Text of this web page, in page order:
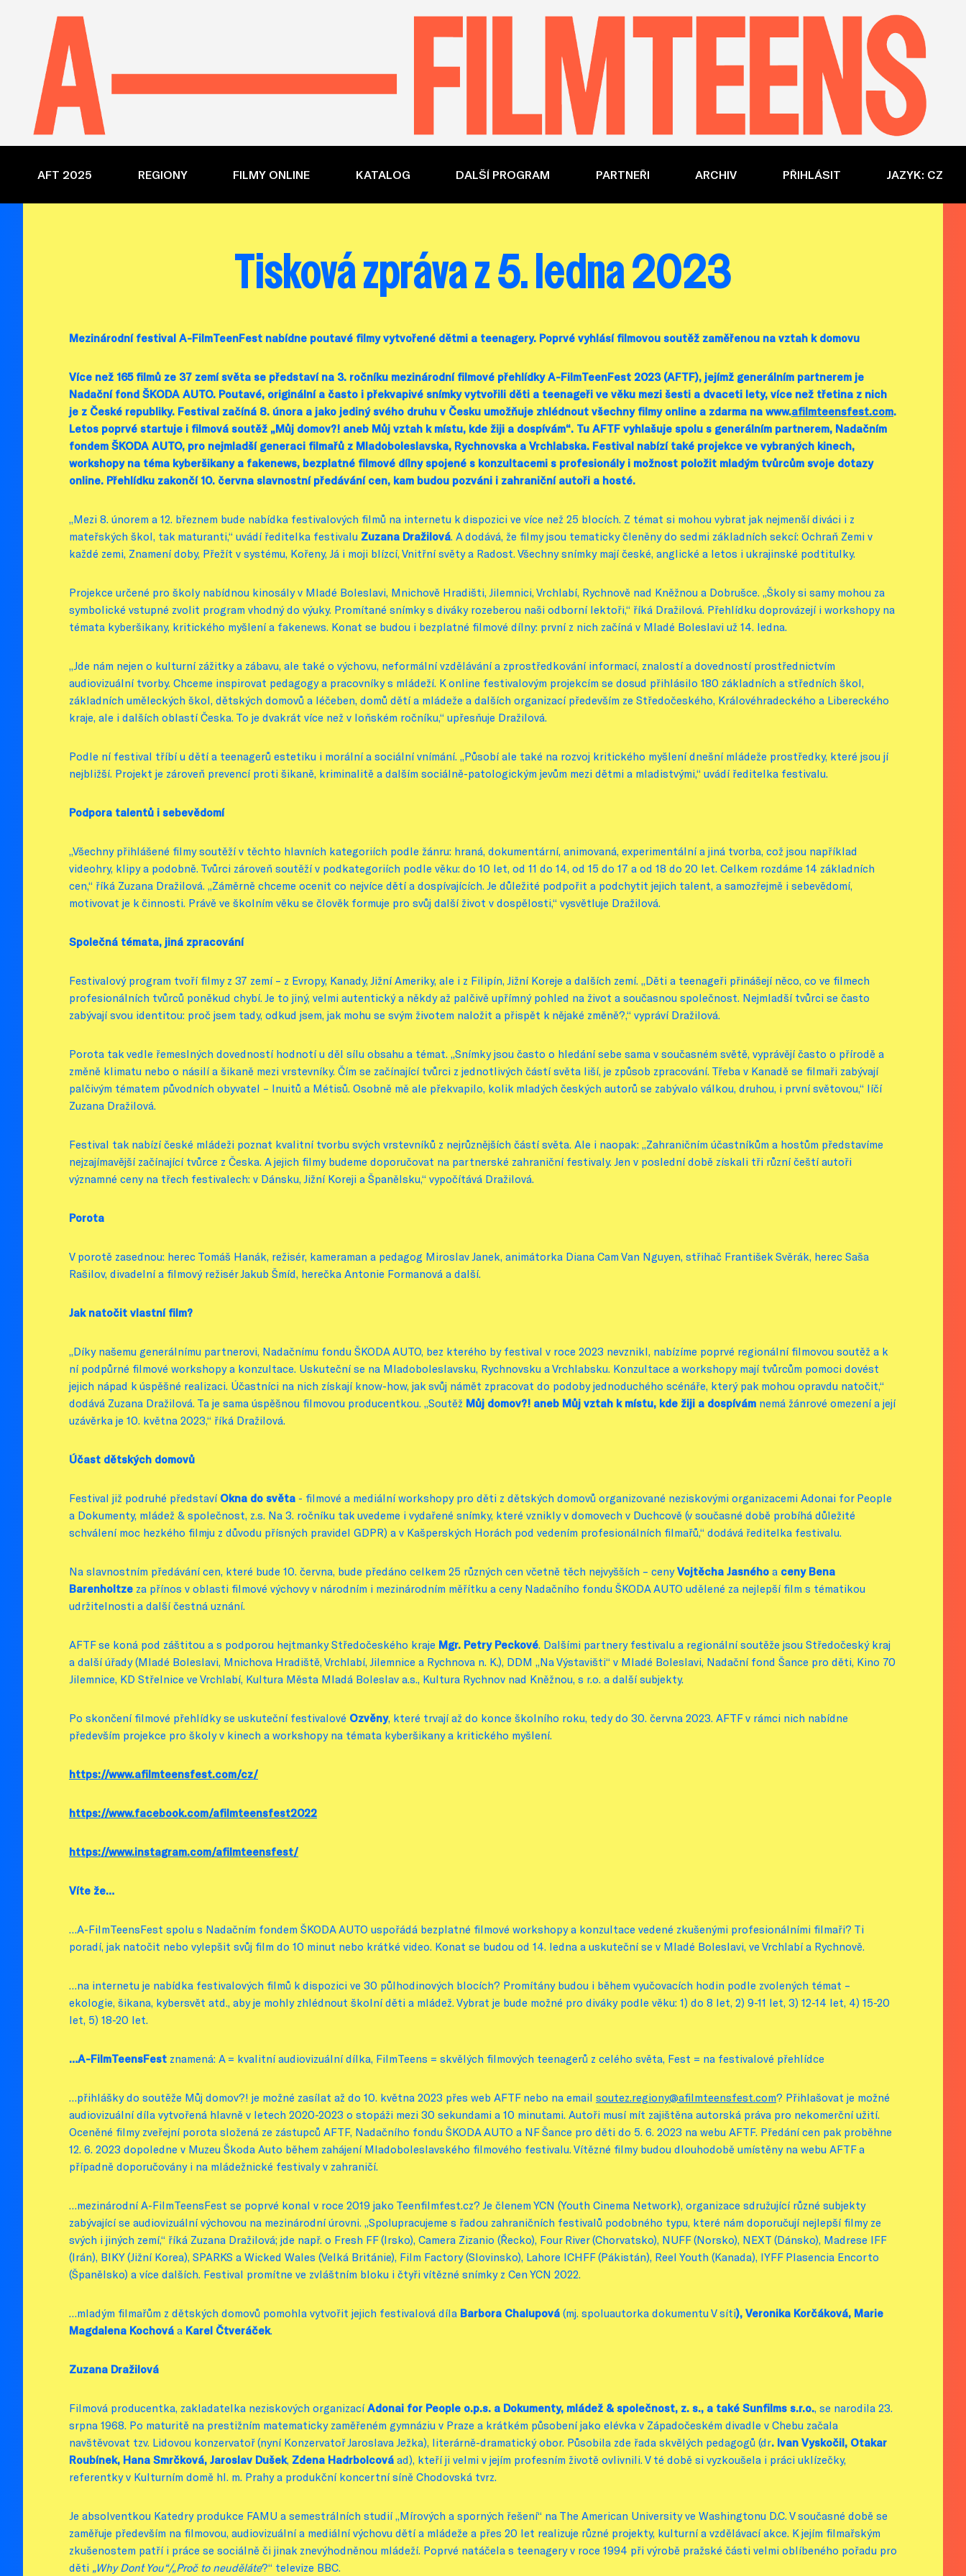
AFT 2025 REGIONY FILMY ONLINE KATALOG DALŠÍ PROGRAM PARTNEŘI ARCHIV PŘIHLÁSIT JAZYK: CZ
Tisková zpráva z 5. ledna 2023
Mezinárodní festival A-FilmTeenFest nabídne poutavé filmy vytvořené dětmi a teenagery. Poprvé vyhlásí filmovou soutěž zaměřenou na vztah k domovu
Více než 165 filmů ze 37 zemí světa se představí na 3. ročníku mezinárodní filmové přehlídky A-FilmTeenFest 2023 (AFTF), jejímž generálním partnerem je
Nadační fond ŠKODA AUTO. Poutavé, originální a často i překvapivé snímky vytvořili děti a teenageři ve věku mezi šesti a dvaceti lety, více než třetina z nich
je z České republiky. Festival začíná 8. února a jako jediný svého druhu v Česku umožňuje zhlédnout všechny filmy online a zdarma na www.afilmteensfest.com.
Letos poprvé startuje i filmová soutěž „Můj domov?! aneb Můj vztah k místu, kde žiji a dospívám“. Tu AFTF vyhlašuje spolu s generálním partnerem, Nadačním
fondem ŠKODA AUTO, pro nejmladší generaci filmařů z Mladoboleslavska, Rychnovska a Vrchlabska. Festival nabízí také projekce ve vybraných kinech,
workshopy na téma kyberšikany a fakenews, bezplatné filmové dílny spojené s konzultacemi s profesionály i možnost položit mladým tvůrcům svoje dotazy
online. Přehlídku zakončí 10. června slavnostní předávání cen, kam budou pozváni i zahraniční autoři a hosté.
„Mezi 8. únorem a 12. březnem bude nabídka festivalových filmů na internetu k dispozici ve více než 25 blocích. Z témat si mohou vybrat jak nejmenší diváci i z
mateřských škol, tak maturanti,“ uvádí ředitelka festivalu Zuzana Dražilová. A dodává, že filmy jsou tematicky členěny do sedmi základních sekcí: Ochraň Zemi v
každé zemi, Znamení doby, Přežít v systému, Kořeny, Já i moji blízcí, Vnitřní světy a Radost. Všechny snímky mají české, anglické a letos i ukrajinské podtitulky.
Projekce určené pro školy nabídnou kinosály v Mladé Boleslavi, Mnichově Hradišti, Jilemnici, Vrchlabí, Rychnově nad Kněžnou a Dobrušce. „Školy si samy mohou za
symbolické vstupné zvolit program vhodný do výuky. Promítané snímky s diváky rozeberou naši odborní lektoři,“ říká Dražilová. Přehlídku doprovázejí i workshopy na
témata kyberšikany, kritického myšlení a fakenews. Konat se budou i bezplatné filmové dílny: první z nich začíná v Mladé Boleslavi už 14. ledna.
„Jde nám nejen o kulturní zážitky a zábavu, ale také o výchovu, neformální vzdělávání a zprostředkování informací, znalostí a dovedností prostřednictvím
audiovizuální tvorby. Chceme inspirovat pedagogy a pracovníky s mládeží. K online festivalovým projekcím se dosud přihlásilo 180 základních a středních škol,
základních uměleckých škol, dětských domovů a léčeben, domů dětí a mládeže a dalších organizací především ze Středočeského, Královéhradeckého a Libereckého
kraje, ale i dalších oblastí Česka. To je dvakrát více než v loňském ročníku,“ upřesňuje Dražilová.
Podle ní festival tříbí u dětí a teenagerů estetiku i morální a sociální vnímání. „Působí ale také na rozvoj kritického myšlení dnešní mládeže prostředky, které jsou jí
nejbližší. Projekt je zároveň prevencí proti šikaně, kriminalitě a dalším sociálně-patologickým jevům mezi dětmi a mladistvými,“ uvádí ředitelka festivalu.
Podpora talentů i sebevědomí
„Všechny přihlášené filmy soutěží v těchto hlavních kategoriích podle žánru: hraná, dokumentární, animovaná, experimentální a jiná tvorba, což jsou například
videohry, klipy a podobně. Tvůrci zároveň soutěží v podkategoriích podle věku: do 10 let, od 11 do 14, od 15 do 17 a od 18 do 20 let. Celkem rozdáme 14 základních
cen,“ říká Zuzana Dražilová. „Záměrně chceme ocenit co nejvíce dětí a dospívajících. Je důležité podpořit a podchytit jejich talent, a samozřejmě i sebevědomí,
motivovat je k činnosti. Právě ve školním věku se člověk formuje pro svůj další život v dospělosti,“ vysvětluje Dražilová.
Společná témata, jiná zpracování
Festivalový program tvoří filmy z 37 zemí – z Evropy, Kanady, Jižní Ameriky, ale i z Filipín, Jižní Koreje a dalších zemí. „Děti a teenageři přinášejí něco, co ve filmech
profesionálních tvůrců poněkud chybí. Je to jiný, velmi autentický a někdy až palčivě upřímný pohled na život a současnou společnost. Nejmladší tvůrci se často
zabývají svou identitou: proč jsem tady, odkud jsem, jak mohu se svým životem naložit a přispět k nějaké změně?,“ vypráví Dražilová.
Porota tak vedle řemeslných dovedností hodnotí u děl sílu obsahu a témat. „Snímky jsou často o hledání sebe sama v současném světě, vyprávějí často o přírodě a
změně klimatu nebo o násilí a šikaně mezi vrstevníky. Čím se začínající tvůrci z jednotlivých částí světa liší, je způsob zpracování. Třeba v Kanadě se filmaři zabývají
palčivým tématem původních obyvatel – Inuitů a Métisů. Osobně mě ale překvapilo, kolik mladých českých autorů se zabývalo válkou, druhou, i první světovou,“ líčí
Zuzana Dražilová.
Festival tak nabízí české mládeži poznat kvalitní tvorbu svých vrstevníků z nejrůznějších částí světa. Ale i naopak: „Zahraničním účastníkům a hostům představíme
nejzajímavější začínající tvůrce z Česka. A jejich filmy budeme doporučovat na partnerské zahraniční festivaly. Jen v poslední době získali tři různí čeští autoři
významné ceny na třech festivalech: v Dánsku, Jižní Koreji a Španělsku,“ vypočítává Dražilová.
Porota
V porotě zasednou: herec Tomáš Hanák, režisér, kameraman a pedagog Miroslav Janek, animátorka Diana Cam Van Nguyen, střihač František Svěrák, herec Saša
Rašilov, divadelní a filmový režisér Jakub Šmíd, herečka Antonie Formanová a další.
Jak natočit vlastní film?
„Díky našemu generálnímu partnerovi, Nadačnímu fondu ŠKODA AUTO, bez kterého by festival v roce 2023 nevznikl, nabízíme poprvé regionální filmovou soutěž a k
ní podpůrné filmové workshopy a konzultace. Uskuteční se na Mladoboleslavsku, Rychnovsku a Vrchlabsku. Konzultace a workshopy mají tvůrcům pomoci dovést
jejich nápad k úspěšné realizaci. Účastníci na nich získají know-how, jak svůj námět zpracovat do podoby jednoduchého scénáře, který pak mohou opravdu natočit,“
dodává Zuzana Dražilová. Ta je sama úspěšnou filmovou producentkou. „Soutěž Můj domov?! aneb Můj vztah k místu, kde žiji a dospívám nemá žánrové omezení a její
uzávěrka je 10. května 2023,“ říká Dražilová.
Účast dětských domovů
Festival již podruhé představí Okna do světa - filmové a mediální workshopy pro děti z dětských domovů organizované neziskovými organizacemi Adonai for People
a Dokumenty, mládež & společnost, z.s. Na 3. ročníku tak uvedeme i vydařené snímky, které vznikly v domovech v Duchcově (v současné době probíhá důležité
schválení moc hezkého filmju z důvodu přísných pravidel GDPR) a v Kašperských Horách pod vedením profesionálních filmařů,“ dodává ředitelka festivalu.
Na slavnostním předávání cen, které bude 10. června, bude předáno celkem 25 různých cen včetně těch nejvyšších – cenyVojtěcha Jasného a ceny Bena
Barenholtze za přínos v oblasti filmové výchovy v národním i mezinárodním měřítku a ceny Nadačního fondu ŠKODA AUTO udělené za nejlepší film s tématikou
udržitelnosti a další čestná uznání.
AFTF se koná pod záštitou a s podporou hejtmanky Středočeského kraje Mgr. Petry Peckové. Dalšími partnery festivalu a regionální soutěže jsou Středočeský kraj
a další úřady (Mladé Boleslavi, Mnichova Hradiště, Vrchlabí, Jilemnice a Rychnova n. K.), DDM „Na Výstavišti“ v Mladé Boleslavi, Nadační fond Šance pro děti, Kino 70
Jilemnice, KD Střelnice ve Vrchlabí, Kultura Města Mladá Boleslav a.s., Kultura Rychnov nad Kněžnou, s r.o. a další subjekty.
Po skončení filmové přehlídky se uskuteční festivalové Ozvěny, které trvají až do konce školního roku, tedy do 30. června 2023. AFTF v rámci nich nabídne
především projekce pro školy v kinech a workshopy na témata kyberšikany a kritického myšlení.
https://www.afilmteensfest.com/cz/
https://www.facebook.com/afilmteensfest2022
https://www.instagram.com/afilmteensfest/
Víte že…
…A-FilmTeensFest spolu s Nadačním fondem ŠKODA AUTO uspořádá bezplatné filmové workshopy a konzultace vedené zkušenými profesionálními filmaři? Ti
poradí, jak natočit nebo vylepšit svůj film do 10 minut nebo krátké video. Konat se budou od 14. ledna a uskuteční se v Mladé Boleslavi, ve Vrchlabí a Rychnově.
…na internetu je nabídka festivalových filmů k dispozici ve 30 půlhodinových blocích? Promítány budou i během vyučovacích hodin podle zvolených témat –
ekologie, šikana, kybersvět atd., aby je mohly zhlédnout školní děti a mládež. Vybrat je bude možné pro diváky podle věku: 1) do 8 let, 2) 9-11 let, 3) 12-14 let, 4) 15-20
let, 5) 18-20 let.
…A-FilmTeensFest znamená: A = kvalitní audiovizuální dílka, FilmTeens = skvělých filmových teenagerů z celého světa, Fest = na festivalové přehlídce
…přihlášky do soutěže Můj domov?! je možné zasílat až do 10. května 2023 přes web AFTF nebo na email soutez.regiony@afilmteensfest.com? Přihlašovat je možné
audiovizuální díla vytvořená hlavně v letech 2020-2023 o stopáži mezi 30 sekundami a 10 minutami. Autoři musí mít zajištěna autorská práva pro nekomerční užití.
Oceněné filmy zveřejní porota složená ze zástupců AFTF, Nadačního fondu ŠKODA AUTO a NF Šance pro děti do 5. 6. 2023 na webu AFTF. Předání cen pak proběhne
12. 6. 2023 dopoledne v Muzeu Škoda Auto během zahájení Mladoboleslavského filmového festivalu. Vítězné filmy budou dlouhodobě umístěny na webu AFTF a
případně doporučovány i na mládežnické festivaly v zahraničí.
…mezinárodní A-FilmTeensFest se poprvé konal v roce 2019 jako Teenfilmfest.cz? Je členem YCN (Youth Cinema Network), organizace sdružující různé subjekty
zabývající se audiovizuální výchovou na mezinárodní úrovni. „Spolupracujeme s řadou zahraničních festivalů podobného typu, které nám doporučují nejlepší filmy ze
svých i jiných zemí,“ říká Zuzana Dražilová; jde např. o Fresh FF (Irsko), Camera Zizanio (Řecko), Four River (Chorvatsko), NUFF (Norsko), NEXT (Dánsko), Madrese IFF
(Irán), BIKY (Jižní Korea), SPARKS a Wicked Wales (Velká Británie), Film Factory (Slovinsko), Lahore ICHFF (Pákistán), Reel Youth (Kanada), IYFF Plasencia Encorto
(Španělsko) a více dalších. Festival promítne ve zvláštním bloku i čtyři vítězné snímky z Cen YCN 2022.
…mladým filmařům z dětských domovů pomohla vytvořit jejich festivalová díla Barbora Chalupová (mj. spoluautorka dokumentu V síti), Veronika Korčáková, Marie
Magdalena Kochová a Karel Čtveráček.
Zuzana Dražilová
Filmová producentka, zakladatelka neziskových organizací Adonai for People o.p.s. a Dokumenty, mládež & společnost, z. s., a také Sunfilms s.r.o., se narodila 23.
srpna 1968. Po maturitě na prestižním matematicky zaměřeném gymnáziu v Praze a krátkém působení jako elévka v Západočeském divadle v Chebu začala
navštěvovat tzv. Lidovou konzervatoř (nyní Konzervatoř Jaroslava Ježka), literárně-dramatický obor. Působila zde řada skvělých pedagogů (dr. Ivan Vyskočil, Otakar
Roubínek, Hana Smrčková, Jaroslav Dušek, Zdena Hadrbolcová ad), kteří ji velmi v jejím profesním životě ovlivnili. V té době si vyzkoušela i práci uklízečky,
referentky v Kulturním domě hl. m. Prahy a produkční koncertní síně Chodovská tvrz.
Je absolventkou Katedry produkce FAMU a semestrálních studií „Mírových a sporných řešení“ na The American University ve Washingtonu D.C. V současné době se
zaměřuje především na filmovou, audiovizuální a mediální výchovu dětí a mládeže a přes 20 let realizuje různé projekty, kulturní a vzdělávací akce. K jejím filmařským
zkušenostem patří i práce se sociálně či jinak znevýhodněnou mládeží. Poprvé natáčela s teenagery v roce 1994 při výrobě pražské části velmi oblíbeného pořadu pro
děti „Why Don´t You“/„Proč to neuděláte?“ televize BBC.